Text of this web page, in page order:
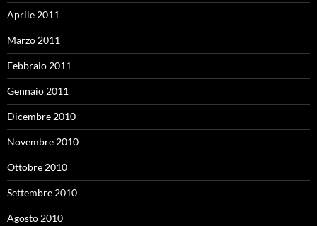
Aprile 2011
Marzo 2011
Febbraio 2011
Gennaio 2011
Dicembre 2010
Novembre 2010
Ottobre 2010
Settembre 2010
Agosto 2010